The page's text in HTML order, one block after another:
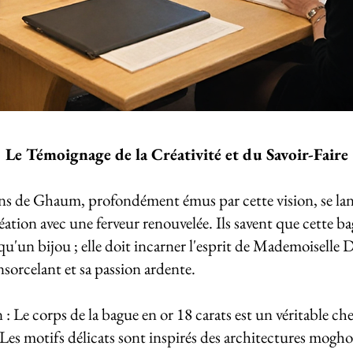
Le Témoignage de la Créativité et du Savoir-Faire
de Ghaum, profondément émus par cette vision, se
avec une ferveur renouvelée. Ils savent que cette
bijou ; elle doit incarner l'esprit de Mademoiselle
et sa passion ardente.
: Le corps de la bague en or 18 carats est un véritable
motifs délicats sont inspirés des architectures